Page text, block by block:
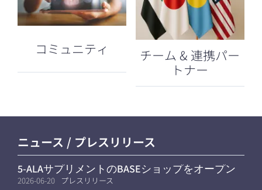
コミュニティ
チーム & 連携パー
トナー
ニュース / プレスリリース
5-ALAサプリメントのBASEショップをオープン
しました
2026-06-20 プレスリリース